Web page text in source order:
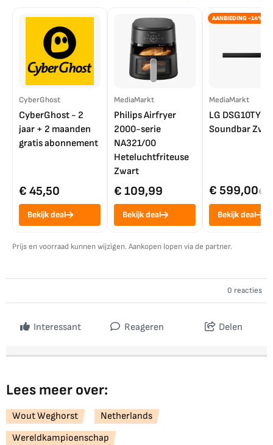
CyberGhost
CyberGhost - 2
jaar + 2 maanden
gratis abonnement
€ 45,50
Bekijk deal
MediaMarkt
Philips Airfryer
2000-serie
NA321/00
Heteluchtfriteuse
Zwart
€ 109,99
Bekijk deal
AANBIEDING -14%
MediaMarkt
LG DSG10TY
Soundbar
€ 599,00€
Bekijk deal
Prijs en voorraad kunnen wijzigen. Aankopen lopen via de partner.
0 reacties
Interessant Reageren Delen
Lees meer over:
Wout Weghorst
Netherlands
Wereldkampioenschap